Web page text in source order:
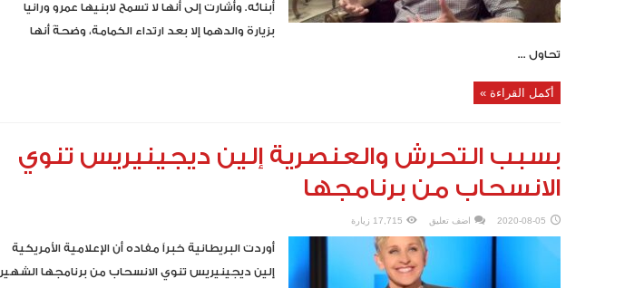
أبنائه. وأشارت إلى أنها لا تسمح لابنيها عمرو ورانيا
بزيارة والدهما إلا بعد ارتداء الكمامة، وضحةً أنها
تحاول ...
أكمل القراءة »
بسبب التحرش والعنصرية إلين ديجينيريس تنوي
الانسحاب من برنامجها
2020-08-05 اضف تعليق 17,715 زيارة
أوردت البريطانية خبراً مفاده أن الإعلامية الأمريكية
إلين ديجينيريس تنوي الانسحاب من برنامجها الشهير